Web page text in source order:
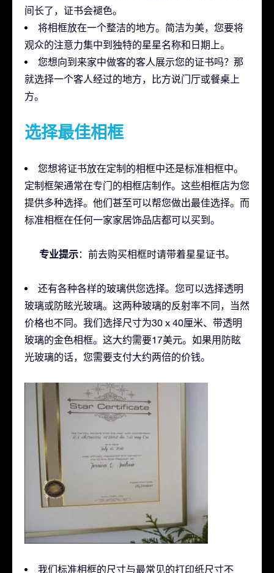
间长了，证书会褪色。
将相框放在一个整洁的地方。简洁为美，您要将
观众的注意力集中到独特的星星名称和日期上。
您想向到来家中做客的客人展示您的证书吗？那
就选择一个客人经过的地方，比方说门厅或餐桌上
方。
选择最佳相框
您想将证书放在定制的相框中还是标准相框中。
定制框架通常在专门的相框店制作。这些相框店为您
提供多种选择。他们甚至可以帮您做出最佳选择。而
标准相框在任何一家家居饰品店都可以买到。
专业提示：前去购买相框时请带着星星证书。
还有各种各样的玻璃供您选择。您可以选择透明
玻璃或防眩光玻璃。这两种玻璃的反射率不同，当然
价格也不同。我们选择尺寸为30 x 40厘米、带透明
玻璃的金色相框。这大约需要17美元。如果用防眩
光玻璃的话，您需要支付大约两倍的价钱。
我们标准相框的尺寸与最常见的打印纸尺寸不